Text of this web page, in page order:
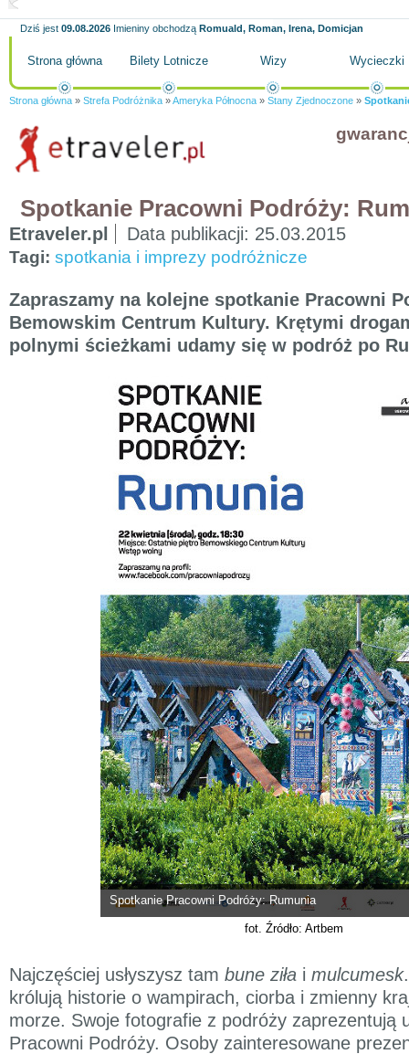
Dziś jest 09.08.2026 Imieniny obchodzą Romuald, Roman, Irena, Domicjan
Strona główna Bilety Lotnicze Wizy Wycieczki
Strona główna » Strefa Podróżnika »Ameryka Północna » Stany Zjednoczone »
Spotkanie Pracowni Podróży:
Etraveler.pl Data publikacji: 25.03.2015
Tagi: spotkania i imprezy podróżnicze
Zapraszamy na kolejne spotkanie Pracowni
Bemowskim Centrum Kultury. Krętymi
polnymi ścieżkami udamy się w podróż po
Spotkanie Pracowni Podróży: Rumunia
fot. Źródło: Artbem
Najczęściej usłyszysz tam bune ziła i mulcumesk
królują historie o wampirach, ciorba i zmienny
morze. Swoje fotografie z podróży zaprezentują
Pracowni Podróży. Osoby zainteresowane